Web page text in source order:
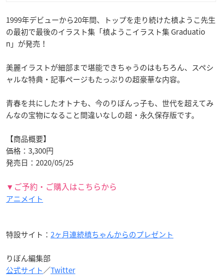
1999年デビューから20年間、トップを走り続けた槙ようこ先生
の最初で最後のイラスト集「槙ようこイラスト集 Graduatio
n」が発売！
美麗イラストが細部まで堪能できちゃうのはもちろん、スペシ
ャルな特典・記事ページもたっぷりの超豪華な内容。
青春を共にしたオトナも、今のりぼんっ子も、世代を超えてみ
んなの宝物になること間違いなしの超・永久保存版です。
【商品概要】
価格：3,300円
発売日：2020/05/25
▼ご予約・ご購入はこちらから
アニメイト
特設サイト： 2ヶ月連続槙ちゃんからのプレゼント
りぼん編集部
公式サイト／Twitter